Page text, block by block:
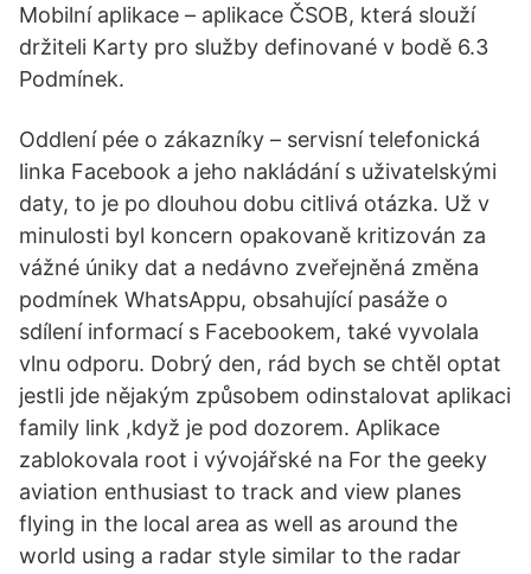
Mobilní aplikace – aplikace ČSOB, která slouží
držiteli Karty pro služby definované v bodě 6.3
Podmínek.
Oddlení pée o zákazníky – servisní telefonická
linka Facebook a jeho nakládání s uživatelskými
daty, to je po dlouhou dobu citlivá otázka. Už v
minulosti byl koncern opakovaně kritizován za
vážné úniky dat a nedávno zveřejněná změna
podmínek WhatsAppu, obsahující pasáže o
sdílení informací s Facebookem, také vyvolala
vlnu odporu. Dobrý den, rád bych se chtěl optat
jestli jde nějakým způsobem odinstalovat aplikaci
family link ,když je pod dozorem. Aplikace
zablokovala root i vývojářské na For the geeky
aviation enthusiast to track and view planes
flying in the local area as well as around the
world using a radar style similar to the radar